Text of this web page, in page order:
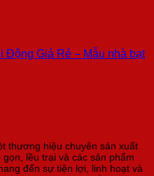
Động Giá Rẻ – Mẫu nhà bạt
thương hiệu chuyên sản xuất
lều trại và các sản phẩm
đến sự tiện lợi, linh hoạt và